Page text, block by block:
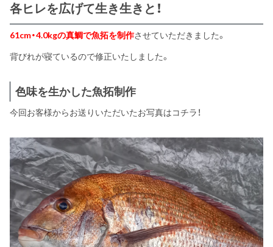
各ヒレを広げて生き生きと！
61cm・4.0kgの真鯛で魚拓を制作させていただきました。
背びれが寝ているので修正いたしました。
色味を生かした魚拓制作
今回お客様からお送りいただいたお写真はコチラ！